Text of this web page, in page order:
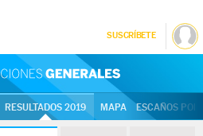
SUSCRÍBETE
RESULTADOS 2019 MAPA ESCAÑOS